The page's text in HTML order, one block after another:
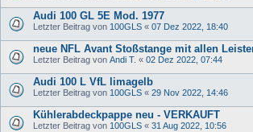
Audi 100 GL 5E Mod. 1977
Letzter Beitrag von 100GLS « 07 Dez 2022, 18:40
neue NFL Avant Stoßstange mit allen
Letzter Beitrag von Andi T. « 02 Dez 2022, 07:44
Audi 100 L VfL limagelb
Letzter Beitrag von 100GLS « 29 Nov 2022, 14:46
Kühlerabdeckpappe neu - VERKAUFT
Letzter Beitrag von 100GLS « 31 Aug 2022, 10:56